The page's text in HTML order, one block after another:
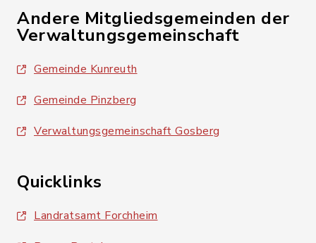
Andere Mitgliedsgemeinden der
Verwaltungsgemeinschaft
Gemeinde Kunreuth
Gemeinde Pinzberg
Verwaltungsgemeinschaft Gosberg
Quicklinks
Landratsamt Forchheim